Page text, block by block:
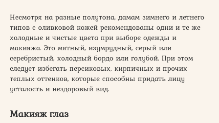
Несмотря на разные полутона, дамам зимнего и летнего
типов с оливковой кожей рекомендованы одни и те же
холодные и чистые цвета при выборе одежды и
макияжа. Это мятный, изумрудный, серый или
серебристый, холодный бордо или голубой. При этом
следует избегать персиковых, кирпичных и прочих
теплых оттенков, которые способны придать лицу
усталость и нездоровый вид.
Макияж глаз